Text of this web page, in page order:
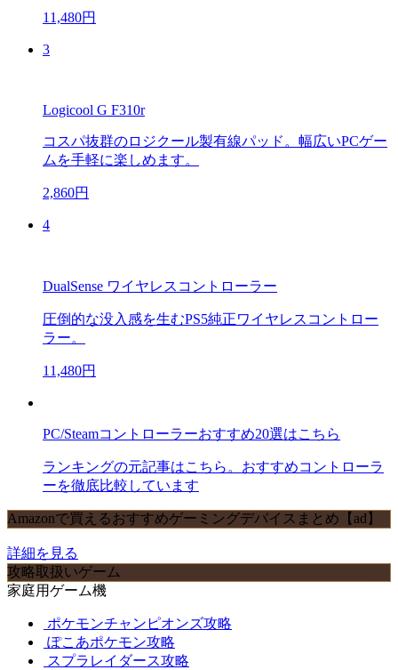
11,480円
3
Logicool G F310r
コスパ抜群のロジクール製有線パッド。幅広いPCゲー
ムを手軽に楽しめます。
2,860円
4
DualSense ワイヤレスコントローラー
圧倒的な没入感を生むPS5純正ワイヤレスコントロー
ラー。
11,480円
PC/Steamコントローラーおすすめ20選はこちら
ランキングの元記事はこちら。おすすめコントローラ
ーを徹底比較しています
Amazonで買えるおすすめゲーミングデバイスまとめ【ad】
詳細を見る
攻略取扱いゲーム
家庭用ゲーム機
ポケモンチャンピオンズ攻略
ぽこあポケモン攻略
スプラレイダース攻略